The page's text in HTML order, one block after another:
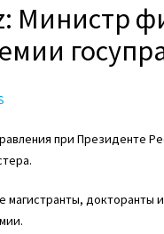
Министр
при Президенте
магистранты,